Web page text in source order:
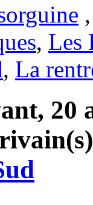
, Les
, La
20